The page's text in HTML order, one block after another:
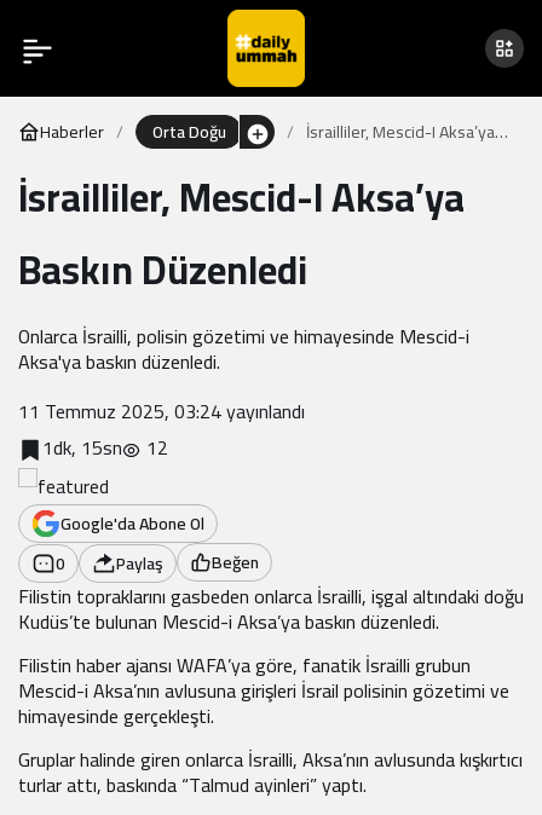
Haberler Orta Doğu
İsrailliler, Mescid-I Aksa’ya
İsrailliler, Mescid-I Aksa’ya
Baskın Düzenledi
Onlarca İsrailli, polisin gözetimi ve himayesinde Mescid-i
Aksa'ya baskın düzenledi.
11 Temmuz 2025, 03:24yayınlandı
1dk, 15sn
12
Google'da Abone Ol
0
Paylaş Beğen
Filistin topraklarını gasbeden onlarca İsrailli, işgal altındaki doğu
Kudüs’te bulunan Mescid-i Aksa’ya baskın düzenledi.
Filistin haber ajansı WAFA’ya göre, fanatik İsrailli grubun
Mescid-i Aksa’nın avlusuna girişleri İsrail polisinin gözetimi ve
himayesinde gerçekleşti.
Gruplar halinde giren onlarca İsrailli, Aksa’nın avlusunda kışkırtıcı
turlar attı, baskında “Talmud ayinleri” yaptı.